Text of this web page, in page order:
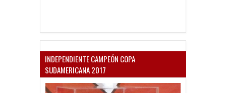
INDEPENDIENTE CAMPEÓN COPA
SUDAMERICANA 2017